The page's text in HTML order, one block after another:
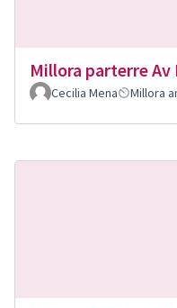
Millora parterre
Cecilia Mena
Millora